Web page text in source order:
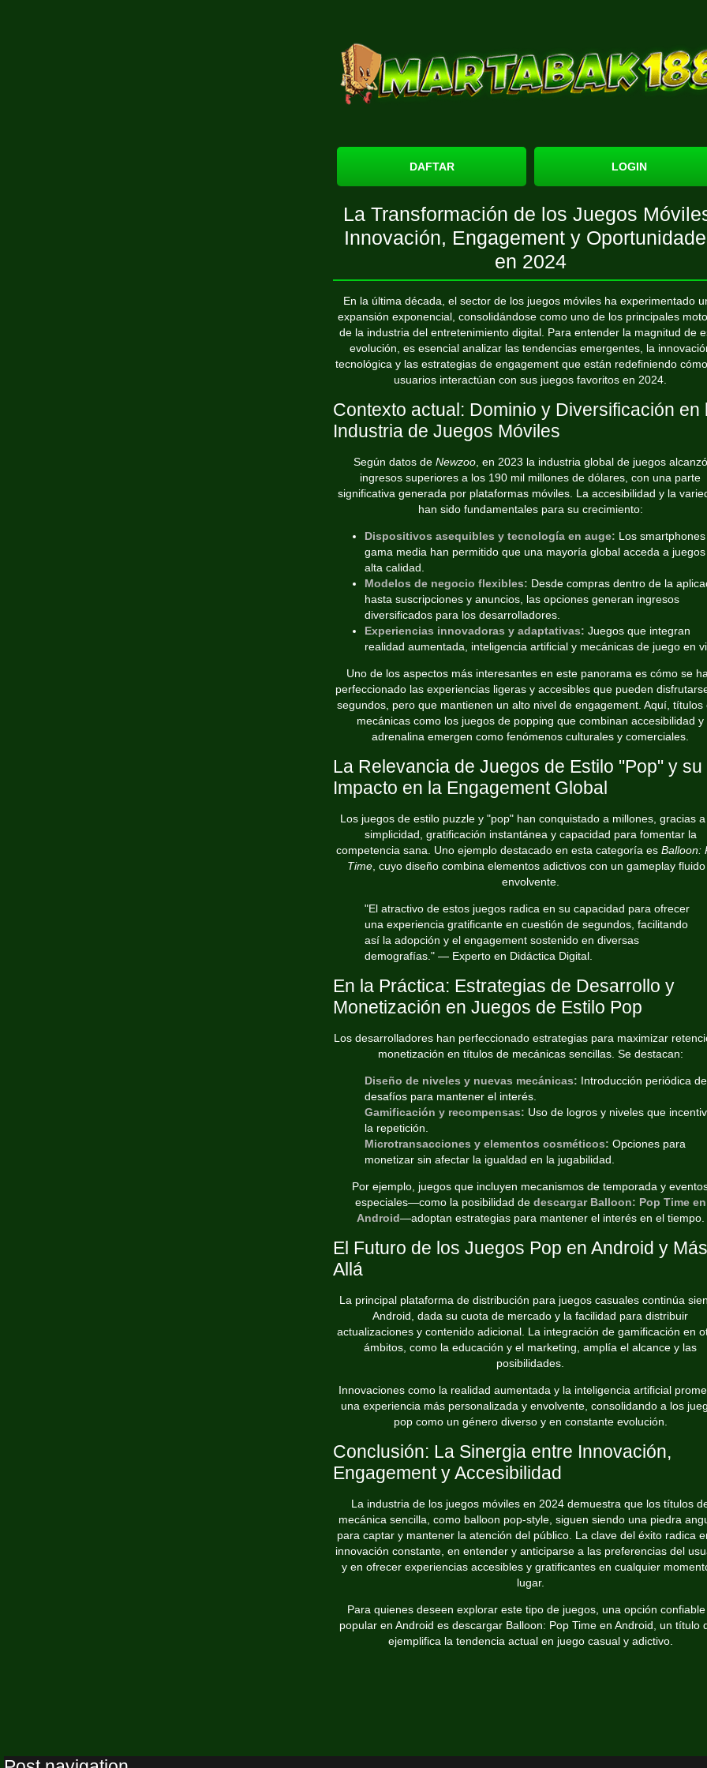
DAFTAR LOGIN
La Transformación de los Juegos
Innovación, Engagement y
en 2024
En la última década, el sector de los juegos móviles ha experimentado
expansión exponencial, consolidándose como uno de los principales
de la industria del entretenimiento digital. Para entender la magnitud de
evolución, es esencial analizar las tendencias emergentes, la
tecnológica y las estrategias de engagement que están redefiniendo
usuarios interactúan con sus juegos favoritos en 2024.
Contexto actual: Dominio y Diversificación en
Industria de Juegos Móviles
Según datos de Newzoo, en 2023 la industria global de juegos alcanzó
ingresos superiores a los 190 mil millones de dólares, con una parte
significativa generada por plataformas móviles. La accesibilidad y la
han sido fundamentales para su crecimiento:
Dispositivos asequibles y tecnología en auge: Los
gama media han permitido que una mayoría global acceda a
alta calidad.
Modelos de negocio flexibles: Desde compras dentro de la
hasta suscripciones y anuncios, las opciones generan ingresos
diversificados para los desarrolladores.
Experiencias innovadoras y adaptativas: Juegos que integran
realidad aumentada, inteligencia artificial y mecánicas de juego en
Uno de los aspectos más interesantes en este panorama es cómo se
perfeccionado las experiencias ligeras y accesibles que pueden
segundos, pero que mantienen un alto nivel de engagement. Aquí, títulos
mecánicas como los juegos de popping que combinan accesibilidad y
adrenalina emergen como fenómenos culturales y comerciales.
La Relevancia de Juegos de Estilo "Pop" y su
Impacto en la Engagement Global
Los juegos de estilo puzzle y "pop" han conquistado a millones, gracias a
simplicidad, gratificación instantánea y capacidad para fomentar la
competencia sana. Uno ejemplo destacado en esta categoría es Balloon:
Time, cuyo diseño combina elementos adictivos con un gameplay fluido
envolvente.
"El atractivo de estos juegos radica en su capacidad para ofrecer
una experiencia gratificante en cuestión de segundos, facilitando
así la adopción y el engagement sostenido en diversas
demografías." — Experto en Didáctica Digital.
En la Práctica: Estrategias de Desarrollo y
Monetización en Juegos de Estilo Pop
Los desarrolladores han perfeccionado estrategias para maximizar
monetización en títulos de mecánicas sencillas. Se destacan:
Diseño de niveles y nuevas mecánicas: Introducción periódica de
desafíos para mantener el interés.
Gamificación y recompensas: Uso de logros y niveles que
la repetición.
Microtransacciones y elementos cosméticos: Opciones para
monetizar sin afectar la igualdad en la jugabilidad.
Por ejemplo, juegos que incluyen mecanismos de temporada y
especiales—como la posibilidad de descargar Balloon: Pop Time en
Android—adoptan estrategias para mantener el interés en el tiempo.
El Futuro de los Juegos Pop en Android y Más
Allá
La principal plataforma de distribución para juegos casuales continúa
Android, dada su cuota de mercado y la facilidad para distribuir
actualizaciones y contenido adicional. La integración de gamificación en
ámbitos, como la educación y el marketing, amplía el alcance y las
posibilidades.
Innovaciones como la realidad aumentada y la inteligencia artificial
una experiencia más personalizada y envolvente, consolidando a los
pop como un género diverso y en constante evolución.
Conclusión: La Sinergia entre Innovación,
Engagement y Accesibilidad
La industria de los juegos móviles en 2024 demuestra que los títulos
mecánica sencilla, como balloon pop-style, siguen siendo una piedra
para captar y mantener la atención del público. La clave del éxito radica
innovación constante, en entender y anticiparse a las preferencias del
y en ofrecer experiencias accesibles y gratificantes en cualquier
lugar.
Para quienes deseen explorar este tipo de juegos, una opción confiable
popular en Android es descargar Balloon: Pop Time en Android, un título
ejemplifica la tendencia actual en juego casual y adictivo.